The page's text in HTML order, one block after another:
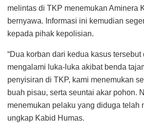
melintas di TKP menemukan Aminera
bernyawa. Informasi ini kemudian
kepada pihak kepolisian.
“Dua korban dari kedua kasus tersebut
mengalami luka-luka akibat benda
penyisiran di TKP, kami menemukan
buah pisau, serta seuntai akar pohon.
menemukan pelaku yang diduga telah
ungkap Kabid Humas.